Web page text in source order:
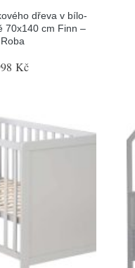
dřeva v bílo-
70x140 cm Finn –
Roba
Kč